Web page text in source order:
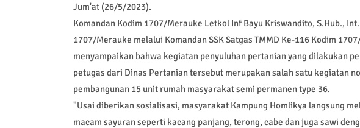
Jum'at (26/5/2023).
Komandan Kodim 1707/Merauke Letkol Inf Bayu Kriswandito, S.Hub.,
1707/Merauke melalui Komandan SSK Satgas TMMD Ke-116 Kodim
menyampaikan bahwa kegiatan penyuluhan pertanian yang dilakukan
petugas dari Dinas Pertanian tersebut merupakan salah satu kegiatan
pembangunan 15 unit rumah masyarakat semi permanen type 36.
"Usai diberikan sosialisasi, masyarakat Kampung Homlikya langsung
macam sayuran seperti kacang panjang, terong, cabe dan juga sawi